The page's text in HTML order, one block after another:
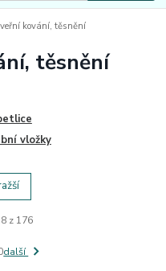
kování, těsnění
těsnění
vložky
z 176
další